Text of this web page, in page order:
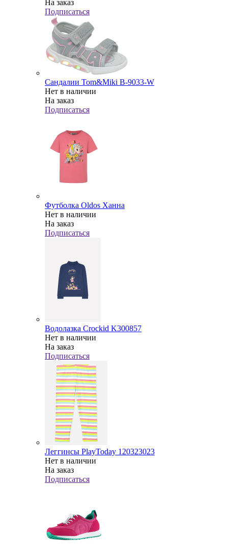
На заказ
Подписаться
Сандалии Tom&Miki В-9033-W
Нет в наличии
На заказ
Подписаться
Футболка Oldos Ханна
Нет в наличии
На заказ
Подписаться
Водолазка Crockid K300857
Нет в наличии
На заказ
Подписаться
Леггинсы PlayToday 120323023
Нет в наличии
На заказ
Подписаться